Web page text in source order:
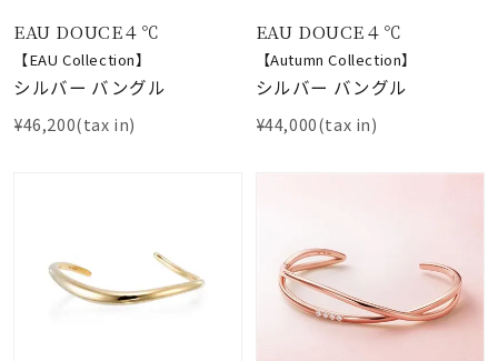
EAU DOUCE４℃
【EAU Collection】
シルバー バングル
¥46,200(tax in)
EAU DOUCE４℃
【Autumn Collection】
シルバー バングル
¥44,000(tax in)